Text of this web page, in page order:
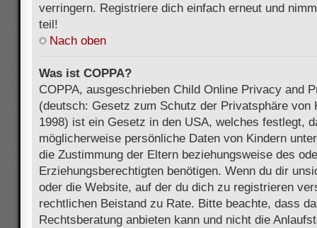
verringern. Registriere dich einfach erneut und
teil!
Nach oben
Was ist COPPA?
COPPA, ausgeschrieben Child Online Privacy and
(deutsch: Gesetz zum Schutz der Privatsphäre von
1998) ist ein Gesetz in den USA, welches festlegt,
möglicherweise persönliche Daten von Kindern
die Zustimmung der Eltern beziehungsweise des
Erziehungsberechtigten benötigen. Wenn du dir
oder die Website, auf der du dich zu registrieren
rechtlichen Beistand zu Rate. Bitte beachte, dass
Rechtsberatung anbieten kann und nicht die